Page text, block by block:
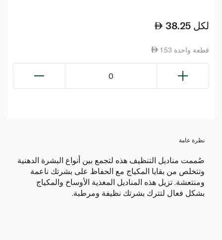
38.25 لكل
1.53 قطعة واحدة
0
نظرة عامة
صُممت مناديل التنظيف هذه لتجمع بين أنواع البشرة الدهنية
وتتخلص من بقايا المكياج مع الحفاظ على بشرتك ناعمة
ومنتعشة. تزيل هذه المناديل المغذية الأوساخ والمكياج
بشكل فعال لتترك بشرتك نظيفة ومرطبة.